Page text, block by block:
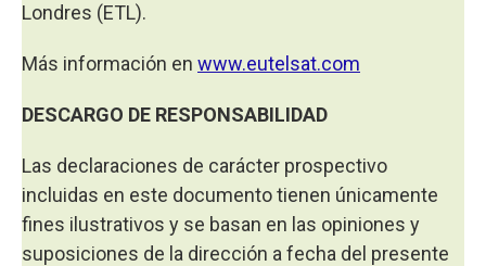
Londres (ETL).
Más información en www.eutelsat.com
DESCARGO DE RESPONSABILIDAD
Las declaraciones de carácter prospectivo
incluidas en este documento tienen únicamente
fines ilustrativos y se basan en las opiniones y
suposiciones de la dirección a fecha del presente